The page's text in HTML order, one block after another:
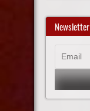
Newsletter